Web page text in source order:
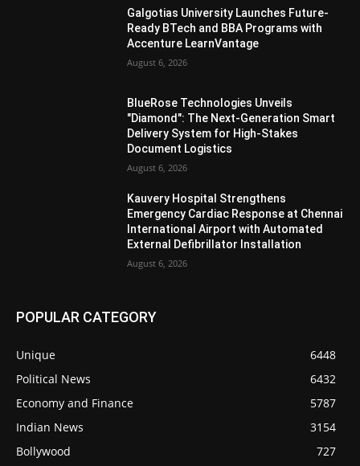
Galgotias University Launches Future-
Ready BTech and BBA Programs with
Accenture LearnVantage
August 6, 2026
BlueRose Technologies Unveils
"Diamond": The Next-Generation Smart
Delivery System for High-Stakes
Document Logistics
August 6, 2026
Kauvery Hospital Strengthens
Emergency Cardiac Response at Chennai
International Airport with Automated
External Defibrillator Installation
August 6, 2026
POPULAR CATEGORY
Unique
6448
Political News
6432
Economy and Finance
5787
Indian News
3154
Bollywood
727